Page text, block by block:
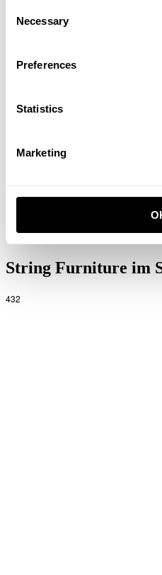
Selection
Necessary
Preferences
Statistics
Marketing
EUR 1.526,00
EUR 1.043,00
String Furniture im
432